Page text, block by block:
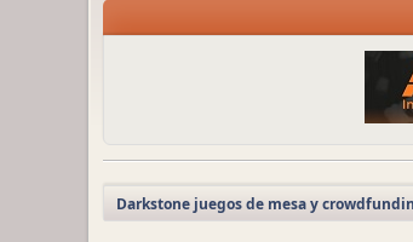
Darkstone juegos de mesa y